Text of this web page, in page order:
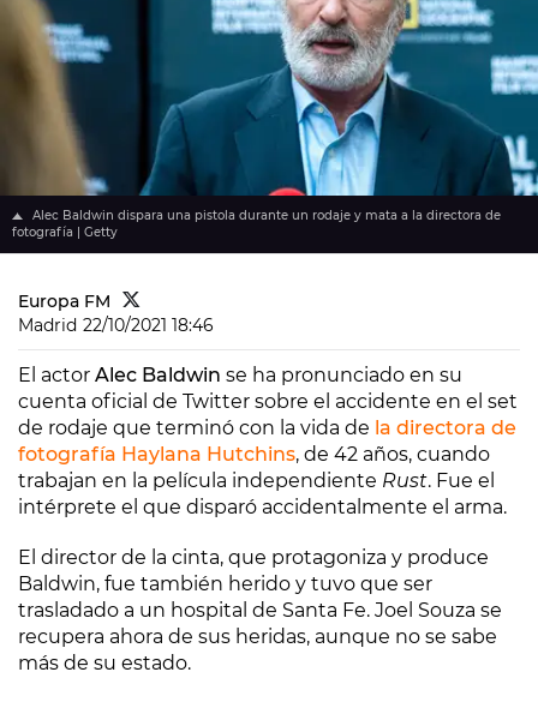
Alec Baldwin dispara una pistola durante un rodaje y mata a la directora de
fotografía | Getty
Europa FM
Madrid 22/10/2021 18:46
El actor Alec Baldwin se ha pronunciado en su
cuenta oficial de Twitter sobre el accidente en el set
de rodaje que terminó con la vida de la directora de
fotografía Haylana Hutchins, de 42 años, cuando
trabajan en la película independiente Rust. Fue el
intérprete el que disparó accidentalmente el arma.
El director de la cinta, que protagoniza y produce
Baldwin, fue también herido y tuvo que ser
trasladado a un hospital de Santa Fe. Joel Souza se
recupera ahora de sus heridas, aunque no se sabe
más de su estado.